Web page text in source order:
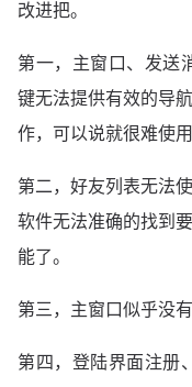
改进把。
第一，主窗口、发送
键无法提供有效的导
作，可以说就很难使
第二，好友列表无法
软件无法准确的找到
能了。
第三，主窗口似乎没有
第四，登陆界面注册